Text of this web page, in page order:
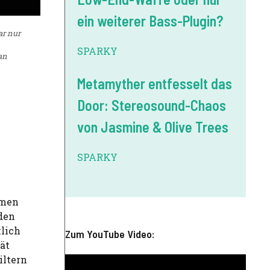
nur
ein weiterer Bass-Plugin?
SPARKY
Metamyther entfesselt das
Door: Stereosound-Chaos
von Jasmine & Olive Trees
SPARKY
Zum YouTube Video: